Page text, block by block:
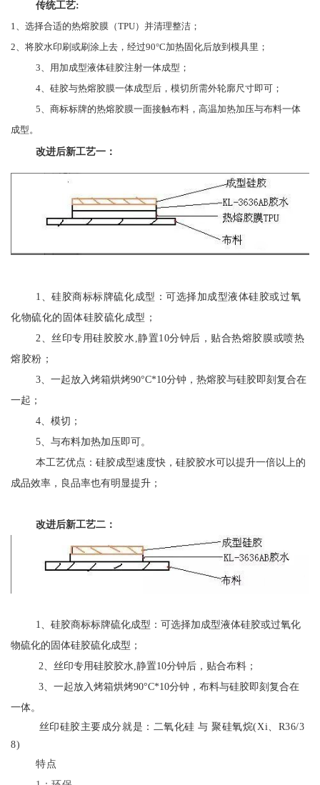
传统工艺:
1、选择合适的热熔胶膜（TPU）并清理整洁；
2、将胶水印刷或刷涂上去，经过90°C加热固化后放到模具里；
3、用加成型液体硅胶注射一体成型；
4、硅胶与热熔胶膜一体成型后，模切所需外轮廓尺寸即可；
5、商标标牌的热熔胶膜一面接触布料，高温加热加压与布料一体
成型。
改进后新工艺一：
1、硅胶商标标牌硫化成型：可选择加成型液体硅胶或过氧
化物硫化的固体硅胶硫化成型；
2、丝印专用硅胶胶水,静置10分钟后，贴合热熔胶膜或喷热
熔胶粉；
3、一起放入烤箱烘烤90°C*10分钟，热熔胶与硅胶即刻复合在
一起；
4、模切；
5、与布料加热加压即可。
本工艺优点：硅胶成型速度快，硅胶胶水可以提升一倍以上的
成品效率，良品率也有明显提升；
改进后新工艺二：
1、硅胶商标标牌硫化成型：可选择加成型液体硅胶或过氧化
物硫化的固体硅胶硫化成型；
2、丝印专用硅胶胶水,静置10分钟后，贴合布料；
3、一起放入烤箱烘烤90°C*10分钟，布料与硅胶即刻复合在
一体。
丝印硅胶主要成分就是：二氧化硅 与 聚硅氧烷(Xi、R36/3
8)
特点